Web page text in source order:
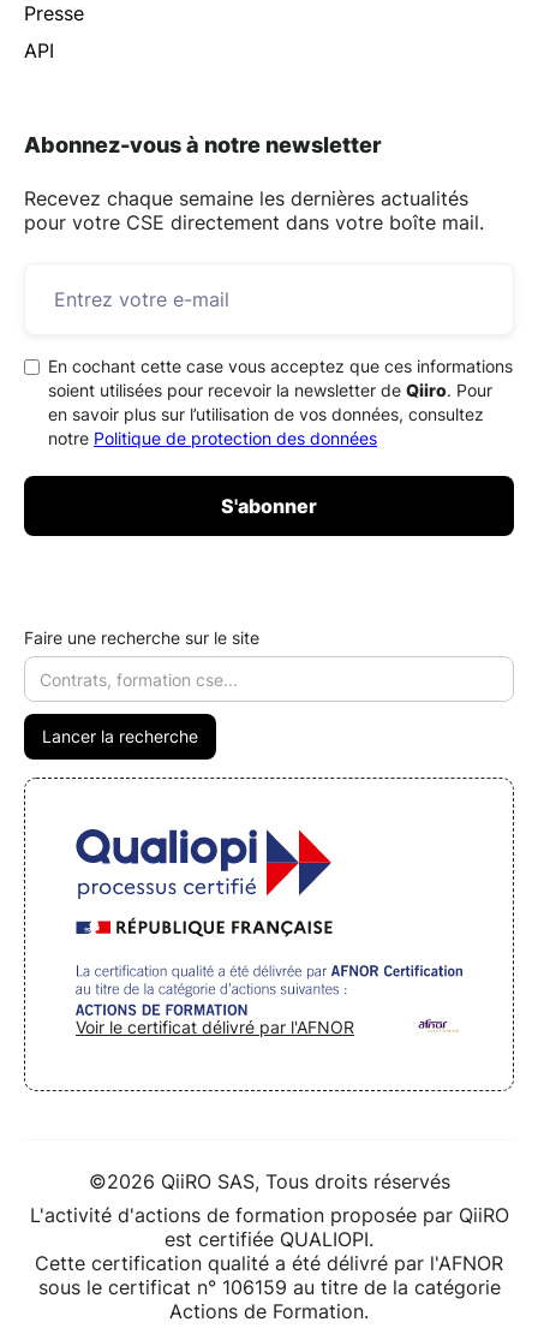
Presse
API
Abonnez-vous à notre newsletter
Recevez chaque semaine les dernières actualités
pour votre CSE directement dans votre boîte mail.
En cochant cette case vous acceptez que ces informations
soient utilisées pour recevoir la newsletter de Qiiro. Pour
en savoir plus sur l’utilisation de vos données, consultez
notre Politique de protection des données
Faire une recherche sur le site
Voir le certificat délivré par l'AFNOR
©2026 QiiRO SAS, Tous droits réservés
L'activité d'actions de formation proposée par QiiRO
est certifiée QUALIOPI.
Cette certification qualité a été délivré par l'AFNOR
sous le certificat n° 106159 au titre de la catégorie
Actions de Formation.